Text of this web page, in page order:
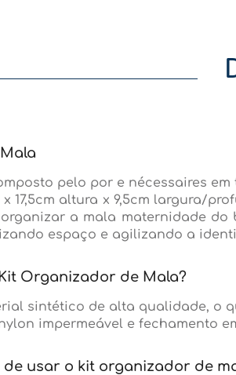
pelo por e nécessaires
17,5cm altura x 9,5cm largura/
a mala maternidade
espaço e agilizando a
Organizador de Mala?
sintético de alta qualidade, o
impermeável e fechamento
usar o kit organizador de